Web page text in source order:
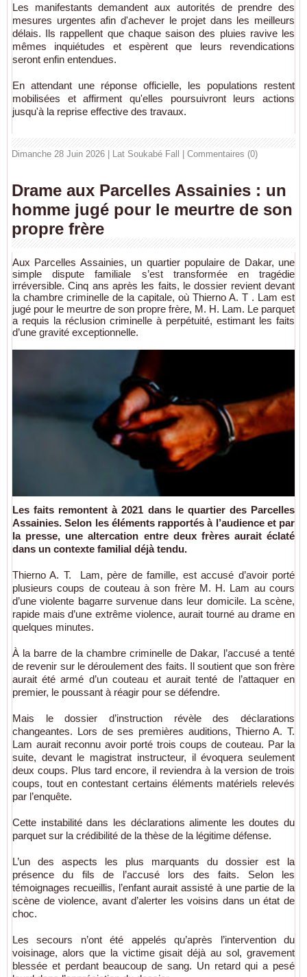
Les manifestants demandent aux autorités de prendre des
mesures urgentes afin d'achever le projet dans les meilleurs
délais. Ils rappellent que chaque saison des pluies ravive les
mêmes inquiétudes et espèrent que leurs revendications
seront enfin entendues.
En attendant une réponse officielle, les populations restent
mobilisées et affirment qu'elles poursuivront leurs actions
jusqu'à la reprise effective des travaux.
Dimanche 28 Juin 2026 | Lat Soukabé Fall Commentaires (0)
Drame aux Parcelles Assainies : un
homme jugé pour le meurtre de son
propre frère
Aux Parcelles Assainies, un quartier populaire de Dakar, une
simple dispute familiale s’est transformée en tragédie
irréversible. Cinq ans après les faits, le dossier revient devant
la chambre criminelle de la capitale, où Thierno A. T . Lam est
jugé pour le meurtre de son propre frère, M. H. Lam. Le parquet
a requis la réclusion criminelle à perpétuité, estimant les faits
d’une gravité exceptionnelle.
Les faits remontent à 2021 dans le quartier des Parcelles
Assainies. Selon les éléments rapportés à l’audience et par
la presse, une altercation entre deux frères aurait éclaté
dans un contexte familial déjà tendu.
Thierno A. T. Lam, père de famille, est accusé d’avoir porté
plusieurs coups de couteau à son frère M. H. Lam au cours
d’une violente bagarre survenue dans leur domicile. La scène,
rapide mais d’une extrême violence, aurait tourné au drame en
quelques minutes.
À la barre de la chambre criminelle de Dakar, l’accusé a tenté
de revenir sur le déroulement des faits. Il soutient que son frère
aurait été armé d’un couteau et aurait tenté de l’attaquer en
premier, le poussant à réagir pour se défendre.
Mais le dossier d’instruction révèle des déclarations
changeantes. Lors de ses premières auditions, Thierno A. T.
Lam aurait reconnu avoir porté trois coups de couteau. Par la
suite, devant le magistrat instructeur, il évoquera seulement
deux coups. Plus tard encore, il reviendra à la version de trois
coups, tout en contestant certains éléments matériels relevés
par l’enquête.
Cette instabilité dans les déclarations alimente les doutes du
parquet sur la crédibilité de la thèse de la légitime défense.
L’un des aspects les plus marquants du dossier est la
présence du fils de l’accusé lors des faits. Selon les
témoignages recueillis, l’enfant aurait assisté à une partie de la
scène de violence, avant d’alerter les voisins dans un état de
choc.
Les secours n’ont été appelés qu’après l’intervention du
voisinage, alors que la victime gisait déjà au sol, gravement
blessée et perdant beaucoup de sang. Un retard qui a pesé